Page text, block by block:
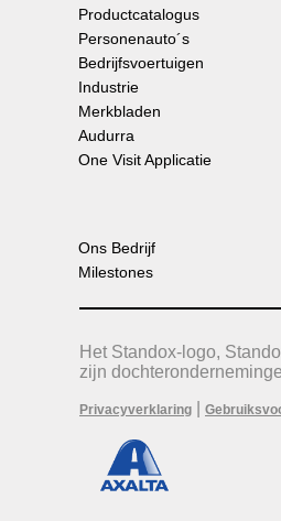
Productcatalogus
Personenauto´s
Bedrijfsvoertuigen
Industrie
Merkbladen
Audurra
One Visit Applicatie
Ons Bedrijf
Milestones
Het Standox-logo,
zijn
Privacyverklaring